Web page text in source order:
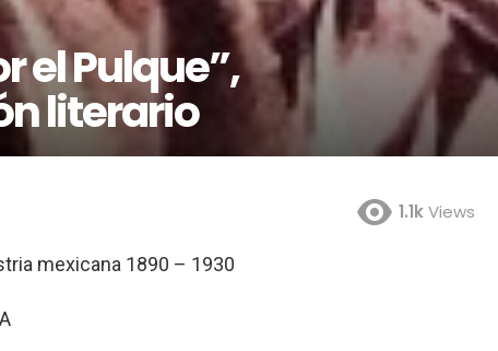
el Pulque”,
literario
1.1kViews
mexicana 1890 – 1930